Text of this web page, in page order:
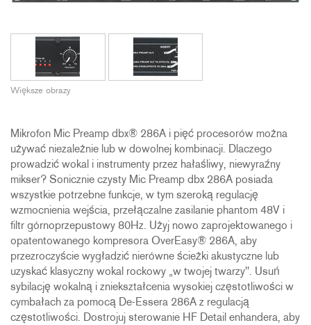
Większe obrazy
Mikrofon Mic Preamp dbx® 286A i pięć procesorów można
używać niezależnie lub w dowolnej kombinacji. Dlaczego
prowadzić wokal i instrumenty przez hałaśliwy, niewyraźny
mikser? Sonicznie czysty Mic Preamp dbx 286A posiada
wszystkie potrzebne funkcje, w tym szeroką regulację
wzmocnienia wejścia, przełączalne zasilanie phantom 48V i
filtr górnoprzepustowy 80Hz. Użyj nowo zaprojektowanego i
opatentowanego kompresora OverEasy® 286A, aby
przezroczyście wygładzić nierówne ścieżki akustyczne lub
uzyskać klasyczny wokal rockowy „w twojej twarzy". Usuń
sybilację wokalną i zniekształcenia wysokiej częstotliwości w
cymbałach za pomocą De-Essera 286A z regulacją
częstotliwości. Dostrojuj sterowanie HF Detail enhandera, aby